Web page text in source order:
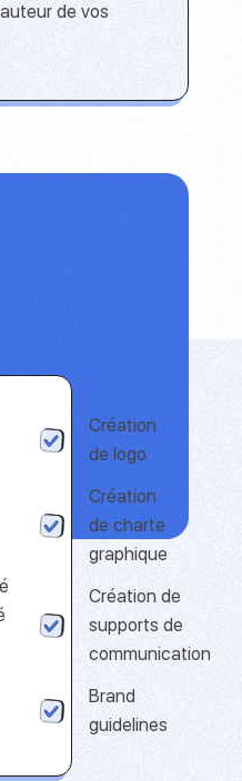
de vos
Création
de logo
Création
de charte
graphique
Création de
supports de
communication
Brand
guidelines